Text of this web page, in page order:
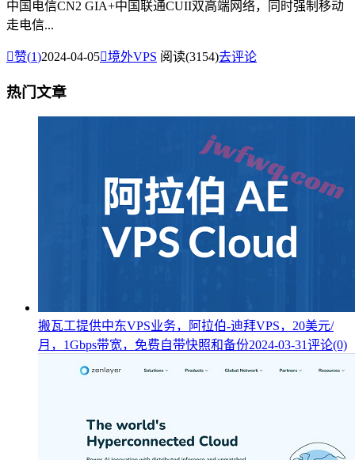
中国电信CN2 GIA+中国联通CUII双高端网络，同时强制移动
走电信...
赞(1)2024-04-05境外VPS 阅读(3154)去评论
热门文章
搬瓦工提供中东VPS业务，阿拉伯-迪拜VPS，20美元/
月，1Gbps带宽，免费自带快照和备份2024-03-31评论(0)